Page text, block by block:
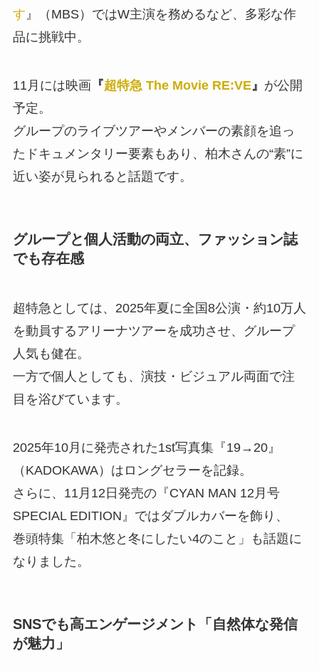
す』（MBS）ではW主演を務めるなど、多彩な作
品に挑戦中。
11月には映画 『超特急 The Movie RE:VE』 が公開
予定。
グループのライブツアーやメンバーの素顔を追っ
たドキュメンタリー要素もあり、柏木さんの“素”に
近い姿が見られると話題です。
グループと個人活動の両立、ファッション誌
でも存在感
超特急としては、2025年夏に全国8公演・約10万人
を動員するアリーナツアーを成功させ、グループ
人気も健在。
一方で個人としても、演技・ビジュアル両面で注
目を浴びています。
2025年10月に発売された1st写真集『19→20』
（KADOKAWA）はロングセラーを記録。
さらに、11月12日発売の『CYAN MAN 12月号
SPECIAL EDITION』ではダブルカバーを飾り、
巻頭特集「柏木悠と冬にしたい4のこと」も話題に
なりました。
SNSでも高エンゲージメント「自然体な発信
が魅力」